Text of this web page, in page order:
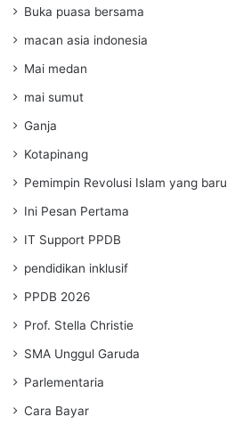
Buka puasa bersama
macan asia indonesia
Mai medan
mai sumut
Ganja
Kotapinang
Pemimpin Revolusi Islam yang baru
Ini Pesan Pertama
IT Support PPDB
pendidikan inklusif
PPDB 2026
Prof. Stella Christie
SMA Unggul Garuda
Parlementaria
Cara Bayar